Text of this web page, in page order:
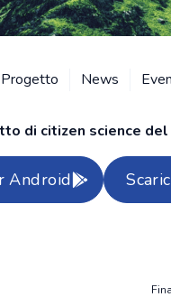
News
di citizen science
Android